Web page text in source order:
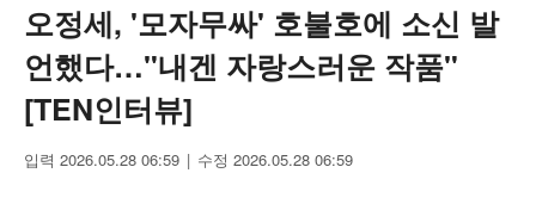
오정세, '모자무싸' 호불호에 소신 발
언했다…"내겐 자랑스러운 작품"
[TEN인터뷰]
입력 2026.05.28 06:59 수정 2026.05.28 06:59